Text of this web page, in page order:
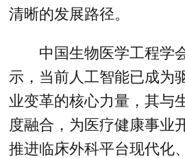
清晰的发展路径。
中国生物医学工程学
示，当前人工智能已成为
业变革的核心力量，其与
度融合，为医疗健康事业
推进临床外科平台现代化